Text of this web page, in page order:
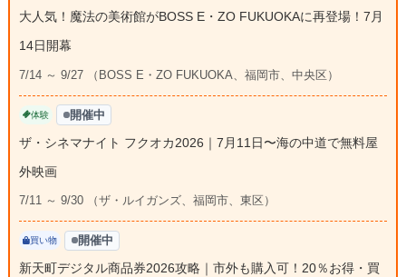
大人気！魔法の美術館がBOSS E・ZO FUKUOKAに再登場！7月
14日開幕
7/14 ～ 9/27 （BOSS E・ZO FUKUOKA、福岡市、中央区）
体験 開催中
ザ・シネマナイト フクオカ2026｜7月11日〜海の中道で無料屋
外映画
7/11 ～ 9/30 （ザ・ルイガンズ、福岡市、東区）
買い物 開催中
新天町デジタル商品券2026攻略｜市外も購入可！20％お得・買